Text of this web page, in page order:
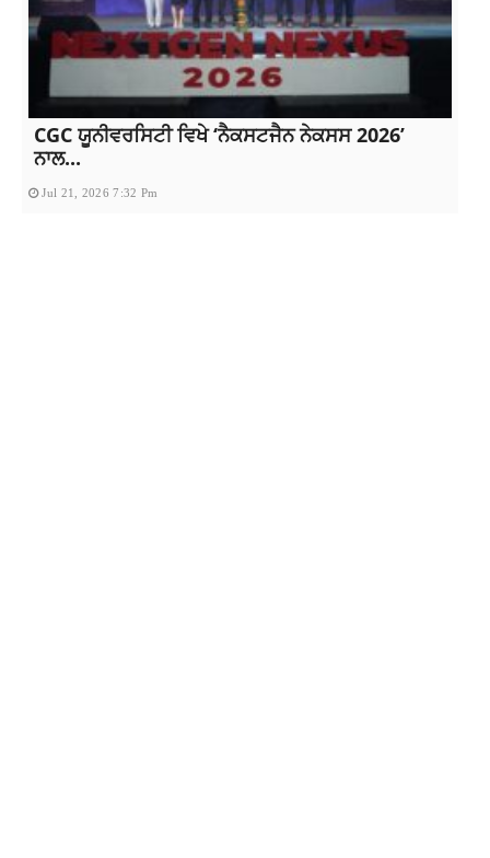
CGC ਯੂਨੀਵਰਸਿਟੀ ਵਿਖੇ ‘ਨੈਕਸਟਜੈਨ ਨੇਕਸਸ 2026’
ਨਾਲ...
Jul 21, 2026 7:32 Pm